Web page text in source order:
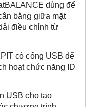
dùng để
bằng giữa mặt
điều chỉnh từ
có cổng USB để
hoạt chức năng ID
USB cho tạo